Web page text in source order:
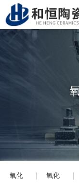
氧化 氧化